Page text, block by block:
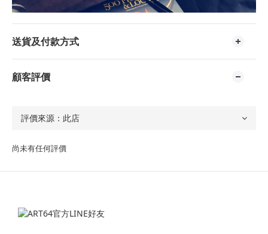
送貨及付款方式
顧客評價
尚未有任何評價